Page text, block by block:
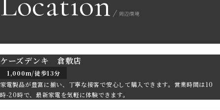
周辺環境
ケーズデンキ 倉敷店
1,000m/徒歩13分
家電製品が豊富に揃い、丁寧な接客で安心して購入できます。営業時間は10
時-20時で、最新家電を気軽に体験できます。